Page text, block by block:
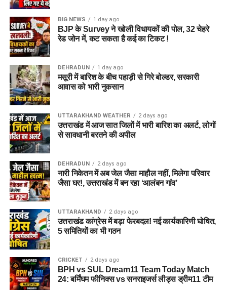
BIG NEWS 1 day ago
BJP के Survey ने खोली विधायकों की पोल, 32 चेहरे
रेड जोन में, कट सकता है कई का टिकट !
DEHRADUN 1 day ago
मसूरी में बारिश के बीच पहाड़ी से गिरे बोल्डर, सरकारी
आवास को भारी नुकसान
UTTARAKHAND WEATHER 2 days ago
उत्तराखंड में आज सात जिलों में भारी बारिश का अलर्ट, लोगों
से सावधानी बरतने की अपील
DEHRADUN 2 days ago
नारी निकेतन में अब जेल जैसा माहौल नहीं, मिलेगा परिवार
जैसा घर!, उत्तराखंड में बन रहा ‘आलंबन गांव’
UTTARAKHAND 2 days ago
उत्तराखंड कांग्रेस में बड़ा फेरबदल! नई कार्यकारिणी घोषित,
5 समितियों का भी गठन
CRICKET 2 days ago
BPH vs SUL Dream11 Team Today Match
24: बर्मिंघम फीनिक्स vs सनराइजर्स लीड्स ड्रीम11 टीम